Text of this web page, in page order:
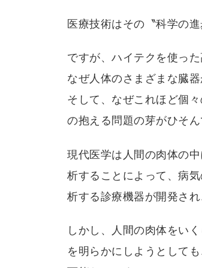
医療技術はその〝科学の
ですが、ハイテクを使っ
なぜ人体のさまざまな臓
そして、なぜこれほど個
の抱える問題の芽がひそん
現代医学は人間の肉体の
析することによって、病
析する診療機器が開発さ
しかし、人間の肉体をい
を明らかにしようとして